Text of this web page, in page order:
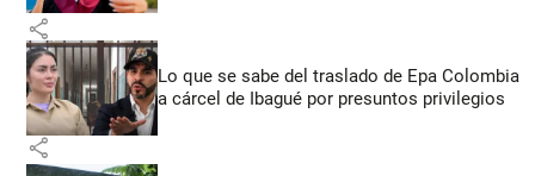
share
Lo que se sabe del traslado de Epa Colombia
a cárcel de Ibagué por presuntos privilegios
share